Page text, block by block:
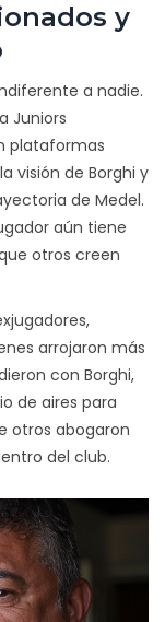
y
a nadie.
Juniors
plataformas
visión de Borghi y
de Medel.
aún tiene
otros creen
arrojaron más
con Borghi,
de aires para
otros abogaron
del club.